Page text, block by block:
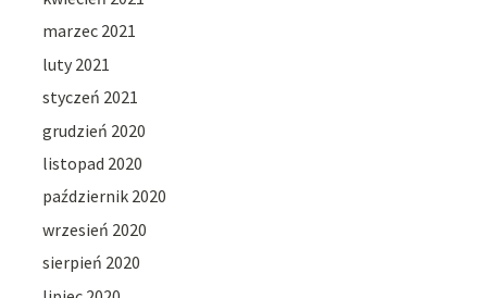
marzec 2021
luty 2021
styczeń 2021
grudzień 2020
listopad 2020
październik 2020
wrzesień 2020
sierpień 2020